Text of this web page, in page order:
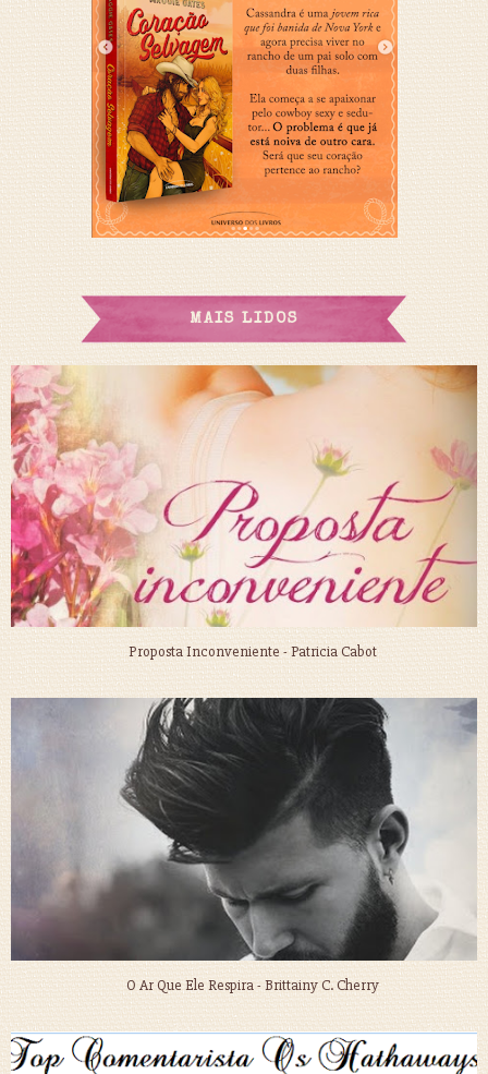
MAIS LIDOS
Proposta Inconveniente - Patricia Cabot
O Ar Que Ele Respira - Brittainy C. Cherry